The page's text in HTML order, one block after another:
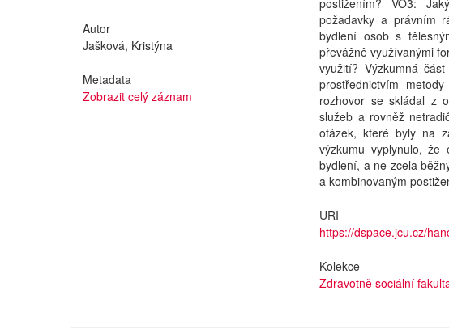
Autor
Jašková, Kristýna
Metadata
Zobrazit celý záznam
postižením? VO3:
požadavky a právním
bydlení osob s
převážně využívanými
využití? Výzkumná
prostřednictvím
rozhovor se skládal z
služeb a rovněž
otázek, které byly na
výzkumu vyplynulo, že
bydlení, a ne zcela
a kombinovaným
URI
https://dspace.jcu.cz/
Kolekce
Zdravotně sociální